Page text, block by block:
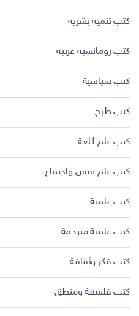
كتب تنمية بشرية
كتب رومانسية عربية
كتب سياسية
كتب طبخ
كتب علم اللغة
كتب علم نفس واجتماع
كتب علمية
كتب علمية مترجمة
كتب فكر وثقافة
كتب فلسفة ومنطق